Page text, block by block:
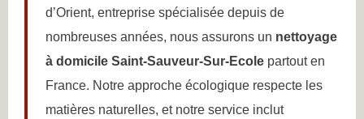
d’Orient, entreprise spécialisée depuis de
nombreuses années, nous assurons un nettoyage
à domicile Saint-Sauveur-Sur-Ecole partout en
France. Notre approche écologique respecte les
matières naturelles, et notre service inclut